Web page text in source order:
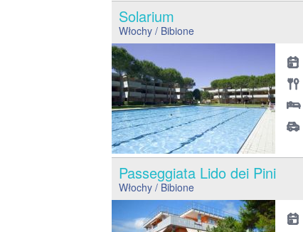
Solarium
Włochy / Bibione
Passeggiata Lido dei Pini
Włochy / Bibione